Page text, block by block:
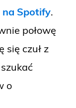
na Spotify.
połowę
się czuł z
o